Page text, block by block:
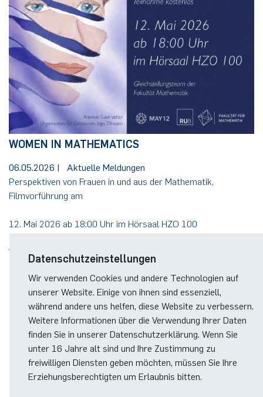
WOMEN IN MATHEMATICS
06.05.2026 |
Aktuelle Meldungen
Perspektiven von Frauen in und aus der Mathematik,
Filmvorführung am
12. Mai 2026 ab 18:00 Uhr im Hörsaal HZO 100
Weiterlesen
3 … 9 nächste
Datenschutzeinstellungen
Wir verwenden Cookies und andere Technologien auf
unserer Website. Einige von ihnen sind essenziell,
während andere uns helfen, diese Website zu verbessern.
Weitere Informationen über die Verwendung Ihrer Daten
finden Sie in unserer Datenschutzerklärung. Wenn Sie
unter 16 Jahre alt sind und Ihre Zustimmung zu
freiwilligen Diensten geben möchten, müssen Sie Ihre
Erziehungsberechtigten um Erlaubnis bitten.